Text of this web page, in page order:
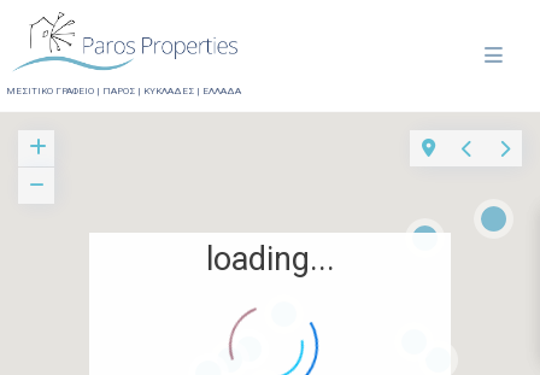
ΜΕΣΙΤΙΚΟ ΓΡΑΦΕΙΟ | ΠΑΡΟΣ | ΚΥΚΛΑΔΕΣ | ΕΛΛΑΔΑ
loading...